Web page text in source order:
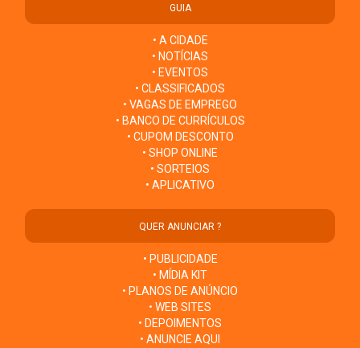
GUIA
• A CIDADE
• NOTÍCIAS
• EVENTOS
• CLASSIFICADOS
• VAGAS DE EMPREGO
• BANCO DE CURRÍCULOS
• CUPOM DESCONTO
• SHOP ONLINE
• SORTEIOS
• APLICATIVO
QUER ANUNCIAR ?
• PUBLICIDADE
• MÍDIA KIT
• PLANOS DE ANÚNCIO
• WEB SITES
• DEPOIMENTOS
• ANUNCIE AQUI